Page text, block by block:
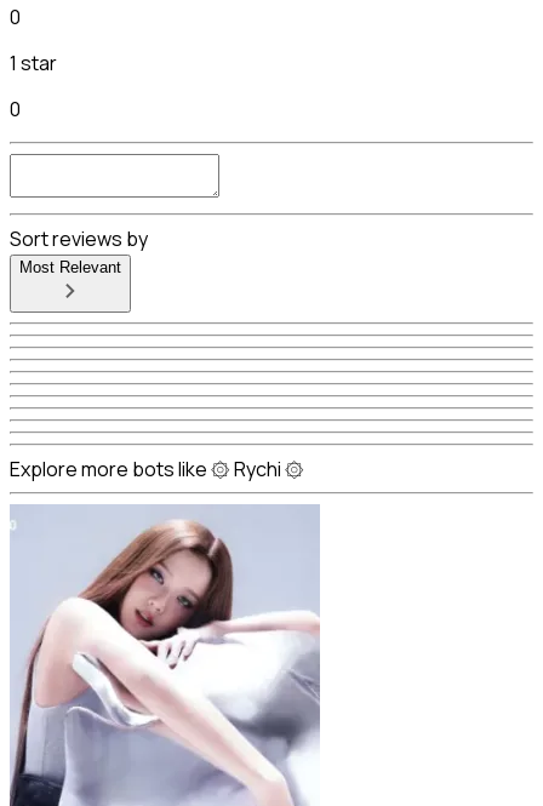
0
1 star
0
Sort reviews by
Most Relevant
Explore more bots like ۞ Rychi ۞